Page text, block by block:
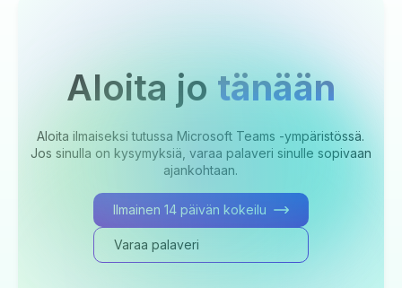
Aloita jo tänään
Aloita ilmaiseksi tutussa Microsoft Teams -ympäristössä.
Jos sinulla on kysymyksiä, varaa palaveri sinulle sopivaan
ajankohtaan.
Ilmainen 14 päivän kokeilu
Varaa palaveri